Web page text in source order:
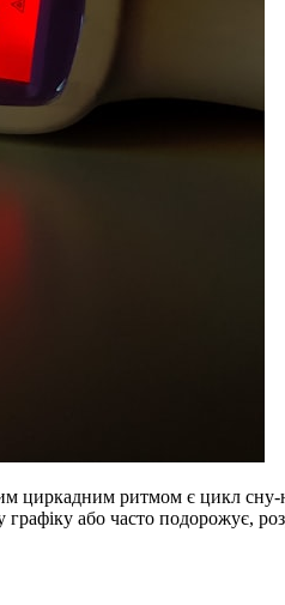
циркадним ритмом є цикл сну-
або часто подорожує,